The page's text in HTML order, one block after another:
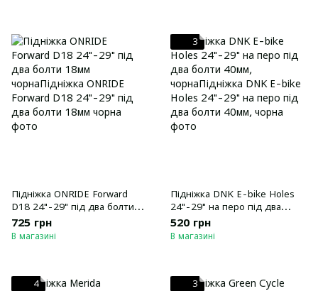
Підніжка ONRIDE Forward
D18 24"-29" під два болти
18мм чорна
725 грн
В магазині
3
Підніжка DNK E-bike Holes
24"-29" на перо під два
болти 40мм, чорна
520 грн
В магазині
4 3